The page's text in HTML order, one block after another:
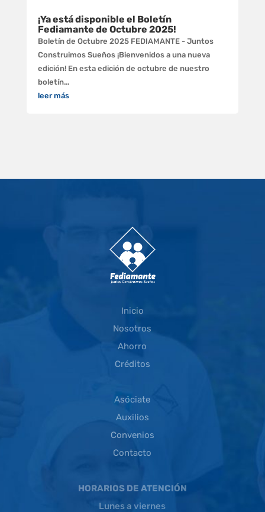
¡Ya está disponible el Boletín
Fediamante de Octubre 2025!
Boletín de Octubre 2025 FEDIAMANTE - Juntos
Construimos Sueños ¡Bienvenidos a una nueva
edición! En esta edición de octubre de nuestro
boletín...
leer más
Inicio
Nosotros
Ahorro
Créditos
Asóciate
Auxilios
Convenios
Contacto
HORARIOS DE ATENCIÓN
Lunes a viernes